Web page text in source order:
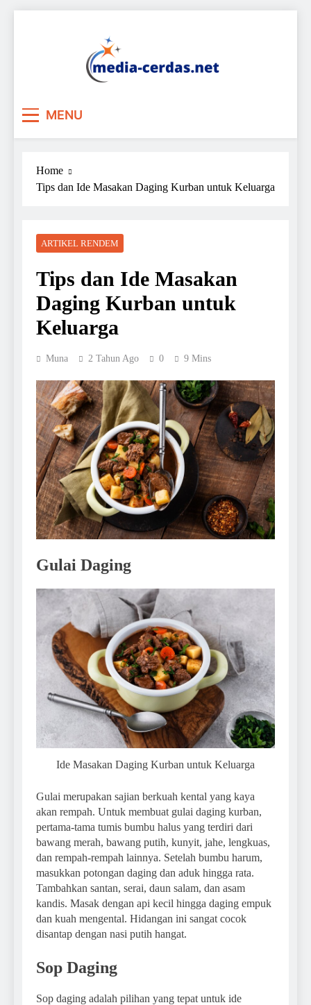
MENU
Home
Tips dan Ide Masakan Daging Kurban untuk Keluarga
ARTIKEL RENDEM
Tips dan Ide Masakan
Daging Kurban untuk
Keluarga
Muna 2 Tahun Ago 0 9 Mins
Gulai Daging
Ide Masakan Daging Kurban untuk Keluarga
Gulai merupakan sajian berkuah kental yang kaya
akan rempah. Untuk membuat gulai daging kurban,
pertama-tama tumis bumbu halus yang terdiri dari
bawang merah, bawang putih, kunyit, jahe, lengkuas,
dan rempah-rempah lainnya. Setelah bumbu harum,
masukkan potongan daging dan aduk hingga rata.
Tambahkan santan, serai, daun salam, dan asam
kandis. Masak dengan api kecil hingga daging empuk
dan kuah mengental. Hidangan ini sangat cocok
disantap dengan nasi putih hangat.
Sop Daging
Sop daging adalah pilihan yang tepat untuk ide